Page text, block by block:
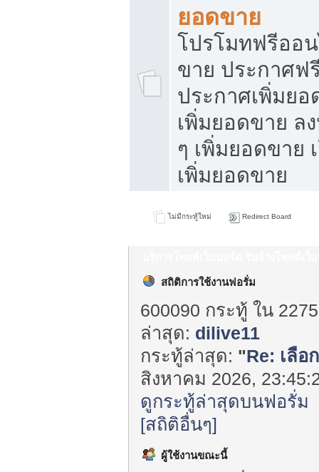
ยอดขาย
โปรโมทฟรีออ
ขาย ประกาศฟ
ประกาศเพิ่มย
เพิ่มยอดขาย ล
ๆ เพิ่มยอดขาย
เพิ่มยอดขาย
ไม่มีกระทู้ใหม่ Redirect Board
สถิติการใช้งานฟอรั่ม
600090 กระทู้ ใน
ล่าสุด: dilive11
กระทู้ล่าสุด: "Re: เลือ
สิงหาคม 2026,
ดูกระทู้ล่าสุดบนฟอรั่ม
[สถิติอื่นๆ]
ผู้ใช้งานขณะนี้